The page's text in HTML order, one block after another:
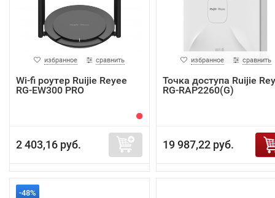
избранное сравнить
Wi-fi роутер Ruijie Reyee
RG-EW300 PRO
2 403,16 руб.
избранное сравнить
Точка доступа Ruijie
RG-RAP2260(G)
19 987,22 руб.
-48%